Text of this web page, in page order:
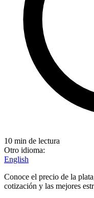
10 min de lectura
Otro idioma:
English
Conoce el precio de la
cotización y las mejores